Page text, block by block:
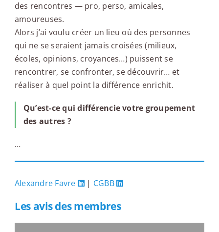
des rencontres — pro, perso, amicales,
amoureuses.
Alors j’ai voulu créer un lieu où des personnes
qui ne se seraient jamais croisées (milieux,
écoles, opinions, croyances…) puissent se
rencontrer, se confronter, se découvrir… et
réaliser à quel point la différence enrichit.
Qu’est-ce qui différencie votre groupement
des autres ?
…
Alexandre Favre | CGBB
Les avis des membres